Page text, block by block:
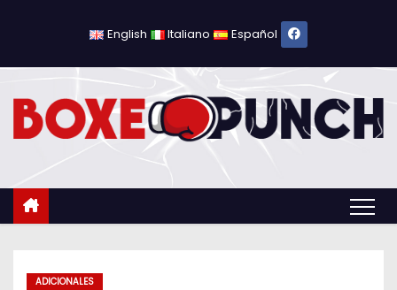
l
English Italiano Español
ADICIONALES